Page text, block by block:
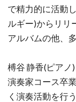
で精力的に活動
ルギー)からリリ
アルバムの他、
榑谷 静香(ピアノ
演奏家コース卒
く演奏活動を行